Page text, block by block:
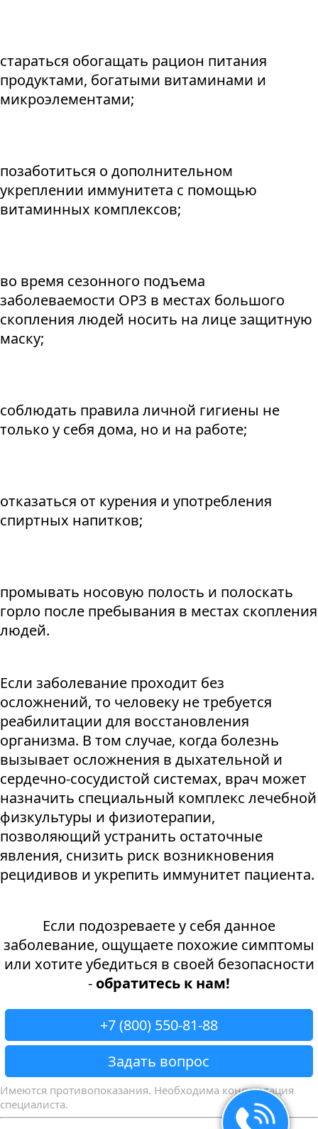
стараться обогащать рацион питания
продуктами, богатыми витаминами и
микроэлементами;
позаботиться о дополнительном
укреплении иммунитета с помощью
витаминных комплексов;
во время сезонного подъема
заболеваемости ОРЗ в местах большого
скопления людей носить на лице защитную
маску;
соблюдать правила личной гигиены не
только у себя дома, но и на работе;
отказаться от курения и употребления
спиртных напитков;
промывать носовую полость и полоскать
горло после пребывания в местах скопления
людей.
Если заболевание проходит без
осложнений, то человеку не требуется
реабилитации для восстановления
организма. В том случае, когда болезнь
вызывает осложнения в дыхательной и
сердечно-сосудистой системах, врач может
назначить специальный комплекс лечебной
физкультуры и физиотерапии,
позволяющий устранить остаточные
явления, снизить риск возникновения
рецидивов и укрепить иммунитет пациента.
Если подозреваете у себя данное
заболевание, ощущаете похожие симптомы
или хотите убедиться в своей безопасности
- обратитесь к нам!
+7 (800) 550-81-88
Задать вопрос
Имеются противопоказания. Необходима консультация
специалиста.